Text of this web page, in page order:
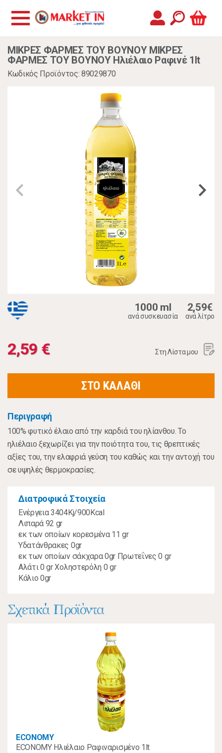
ΜΙΚΡΕΣ ΦΑΡΜΕΣ ΤΟΥ ΒΟΥΝΟΥ ΜΙΚΡΕΣ
ΦΑΡΜΕΣ ΤΟΥ ΒΟΥΝΟΥ Ηλιέλαιο Ραφινέ 1lt
Κωδικός Προϊόντος: 89029870
1000 ml
ανά συσκευασία
2,59€
ανά λίτρο
2,59 € Στη Λίστα μου
ΣΤΟ ΚΑΛΑΘΙ
Περιγραφή
100% φυτικό έλαιο από την καρδιά του ηλίανθου. Το
ηλιέλαιο ξεχωρίζει για την ποιότητα του, τις θρεπτικές
αξίες του, την ελαφριά γεύση του καθώς και την αντοχή του
σε υψηλές θερμοκρασίες.
Διατροφικά Στοιχεία
Ενέργεια 3404Kj/900Kcal
Λιπαρά 92 gr
εκ των οποίων κορεσμένα 11 gr
Υδατάνθρακες 0gr
εκ των οποίων σάκχαρα 0gr Πρωτεΐνες 0 gr
Αλάτι 0 gr Χοληστερόλη 0 gr
Κάλιο 0gr
Σχετικά Προϊόντα
ECONOMY
ECONOMY Ηλιέλαιο Ραφιναρισμένο 1lt